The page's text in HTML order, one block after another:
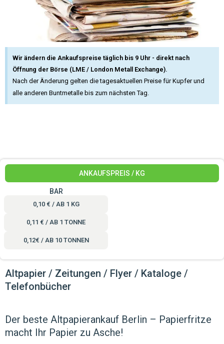
Wir ändern die Ankaufspreise täglich bis 9 Uhr - direkt nach
Öffnung der Börse (LME / London Metall Exchange).
Nach der Änderung gelten die tagesaktuellen Preise für Kupfer und
alle anderen Buntmetalle bis zum nächsten Tag.
Altpapier / Zeitungen / Flyer / Kataloge /
Telefonbücher
Der beste Altpapierankauf Berlin – Papierfritze
macht Ihr Papier zu Asche!
ANKAUFSPREIS / KG
BAR
0,10 € / AB 1 KG
0,11 € / AB 1 TONNE
0,12€ / AB 10 TONNEN